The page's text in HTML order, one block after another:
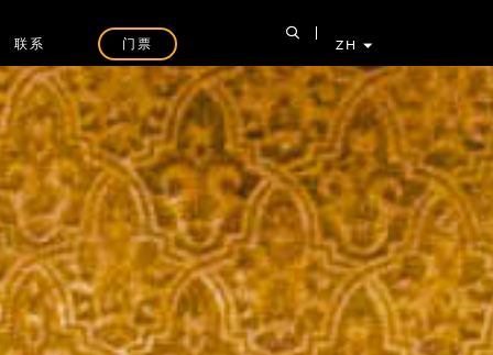
联系 门票 ZH